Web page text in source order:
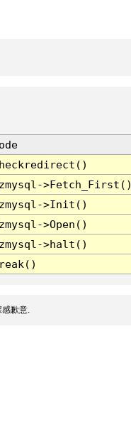
>Init()
>Open()
>halt()
歉意.